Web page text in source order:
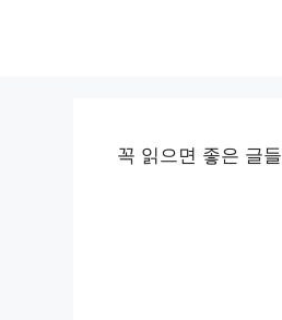
꼭 읽으면 좋은 글들